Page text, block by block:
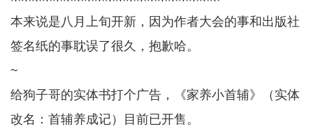
本来说是八月上旬开新，因为作者大会的事和出版社
签名纸的事耽误了很久，抱歉哈。
~
给狗子哥的实体书打个广告，《家养小首辅》（实体
改名：首辅养成记）目前已开售。